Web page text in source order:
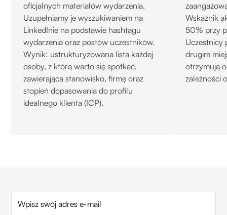
oficjalnych materiałów wydarzenia.
Uzupełniamy je wyszukiwaniem na
LinkedInie na podstawie hashtagu
wydarzenia oraz postów uczestników.
Wynik: ustrukturyzowana lista każdej
osoby, z którą warto się spotkać,
zawierająca stanowisko, firmę oraz
stopień dopasowania do profilu
idealnego klienta (ICP).
Wskaźnik
50% przy
Uczestnicy
drugim
otrzymują
zależności